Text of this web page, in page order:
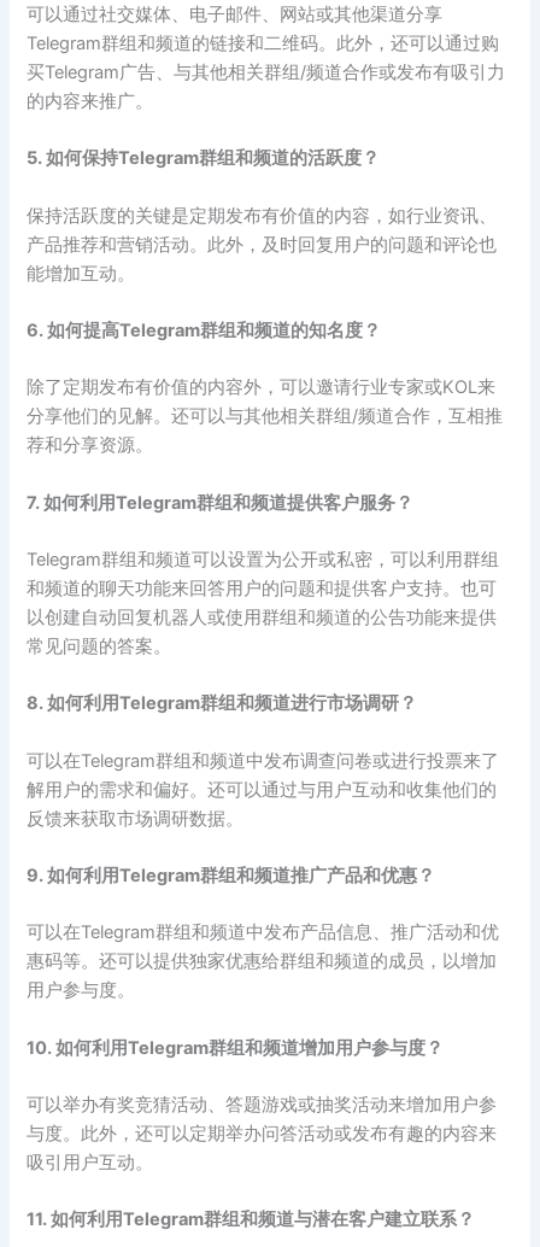
可以通过社交媒体、电子邮件、网站或其他渠道分享
Telegram群组和频道的链接和二维码。此外，还可以通过购
买Telegram广告、与其他相关群组/频道合作或发布有吸引力
的内容来推广。
5. 如何保持Telegram群组和频道的活跃度？
保持活跃度的关键是定期发布有价值的内容，如行业资讯、
产品推荐和营销活动。此外，及时回复用户的问题和评论也
能增加互动。
6. 如何提高Telegram群组和频道的知名度？
除了定期发布有价值的内容外，可以邀请行业专家或KOL来
分享他们的见解。还可以与其他相关群组/频道合作，互相推
荐和分享资源。
7. 如何利用Telegram群组和频道提供客户服务？
Telegram群组和频道可以设置为公开或私密，可以利用群组
和频道的聊天功能来回答用户的问题和提供客户支持。也可
以创建自动回复机器人或使用群组和频道的公告功能来提供
常见问题的答案。
8. 如何利用Telegram群组和频道进行市场调研？
可以在Telegram群组和频道中发布调查问卷或进行投票来了
解用户的需求和偏好。还可以通过与用户互动和收集他们的
反馈来获取市场调研数据。
9. 如何利用Telegram群组和频道推广产品和优惠？
可以在Telegram群组和频道中发布产品信息、推广活动和优
惠码等。还可以提供独家优惠给群组和频道的成员，以增加
用户参与度。
10. 如何利用Telegram群组和频道增加用户参与度？
可以举办有奖竞猜活动、答题游戏或抽奖活动来增加用户参
与度。此外，还可以定期举办问答活动或发布有趣的内容来
吸引用户互动。
11. 如何利用Telegram群组和频道与潜在客户建立联系？